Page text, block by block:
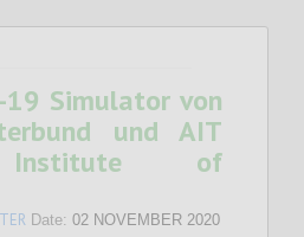
19 Simulator von
und AIT
Institute of
Date: 02 NOVEMBER 2020